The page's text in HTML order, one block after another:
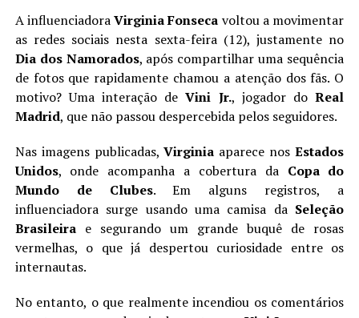
A influenciadoraVirginia Fonseca voltou a movimentar
as redes sociais nesta sexta-feira (12), justamente no
Dia dos Namorados, após compartilhar uma sequência
de fotos que rapidamente chamou a atenção dos fãs. O
motivo? Uma interação deVini Jr., jogador doReal
Madrid, que não passou despercebida pelos seguidores.
Nas imagens publicadas,Virginia aparece nosEstados
Unidos, onde acompanha a cobertura da Copa do
Mundo de Clubes. Em alguns registros, a
influenciadora surge usando uma camisa da Seleção
Brasileirae segurando um grande buquê de rosas
vermelhas, o que já despertou curiosidade entre os
internautas.
No entanto, o que realmente incendiou os comentários